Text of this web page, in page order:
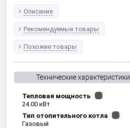
Описание
Рекомендуемые товары
Похожие товары
Технические характеристики
Тепловая мощность
24.00 кВт
Тип отопительного котла
Газовый